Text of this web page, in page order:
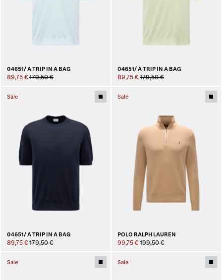
04651/ A TRIP IN A BAG
89,75 € 179,50 €
04651/ A TRIP IN A BAG
89,75 € 179,50 €
Sale
04651/ A TRIP IN A BAG
89,75 € 179,50 €
Sale
POLO RALPH LAUREN
99,75 € 199,50 €
Sale Sale